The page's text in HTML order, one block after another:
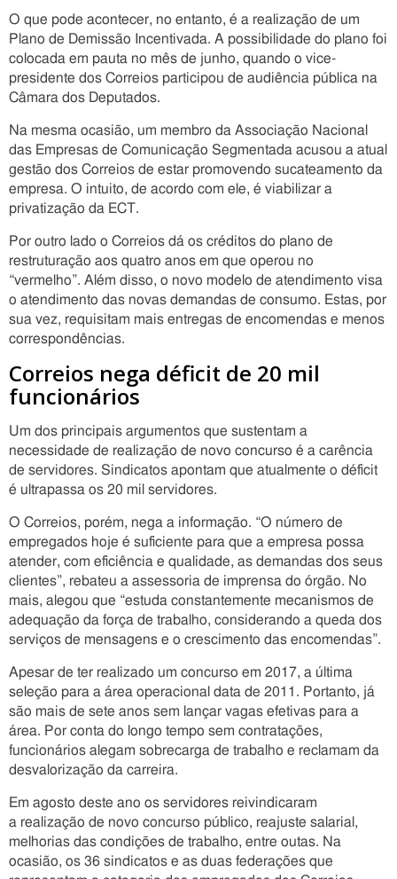
O que pode acontecer, no entanto, é a realização de um
Plano de Demissão Incentivada. A possibilidade do plano foi
colocada em pauta no mês de junho, quando o vice-
presidente dos Correios participou de audiência pública na
Câmara dos Deputados.
Na mesma ocasião, um membro da Associação Nacional
das Empresas de Comunicação Segmentada acusou a atual
gestão dos Correios de estar promovendo sucateamento da
empresa. O intuito, de acordo com ele, é viabilizar a
privatização da ECT.
Por outro lado o Correios dá os créditos do plano de
restruturação aos quatro anos em que operou no
“vermelho”. Além disso, o novo modelo de atendimento visa
o atendimento das novas demandas de consumo. Estas, por
sua vez, requisitam mais entregas de encomendas e menos
correspondências.
Correios nega déficit de 20 mil
funcionários
Um dos principais argumentos que sustentam a
necessidade de realização de novo concurso é a carência
de servidores. Sindicatos apontam que atualmente o déficit
é ultrapassa os 20 mil servidores.
O Correios, porém, nega a informação. “O número de
empregados hoje é suficiente para que a empresa possa
atender, com eficiência e qualidade, as demandas dos seus
clientes”, rebateu a assessoria de imprensa do órgão. No
mais, alegou que “estuda constantemente mecanismos de
adequação da força de trabalho, considerando a queda dos
serviços de mensagens e o crescimento das encomendas”.
Apesar de ter realizado um concurso em 2017, a última
seleção para a área operacional data de 2011. Portanto, já
são mais de sete anos sem lançar vagas efetivas para a
área. Por conta do longo tempo sem contratações,
funcionários alegam sobrecarga de trabalho e reclamam da
desvalorização da carreira.
Em agosto deste ano os servidores reivindicaram
a realização de novo concurso público, reajuste salarial,
melhorias das condições de trabalho, entre outas. Na
ocasião, os 36 sindicatos e as duas federações que